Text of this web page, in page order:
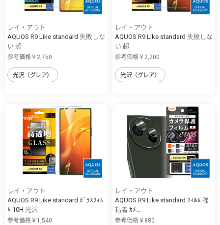
レイ・アウト
AQUOS R9 Like standard 失敗しな
い 超...
参考価格￥2,750
光沢（グレア）
レイ・アウト
AQUOS R9 Like standard 失敗しな
い 超...
参考価格￥2,200
光沢（グレア）
レイ・アウト
AQUOS R9 Like standard ｶﾞﾗｽﾌｨﾙ
ﾑ 10H 光沢
参考価格￥1,540
レイ・アウト
AQUOS R9 Like standard ﾌｨﾙﾑ 強
粘着 ｶﾒ...
参考価格￥880